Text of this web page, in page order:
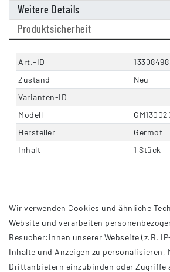
Weitere Details
Produktsicherheit
Art.-ID
13308498
Zustand
Neu
Varianten-ID
Modell
Hersteller
Germot
Inhalt
1 Stück
Wir verwenden Cookies und ähnliche
Website und verarbeiten
Besucher:innen unserer Webseite (z.B.
Inhalte und Anzeigen zu personalisieren,
Drittanbietern einzubinden oder Zugriffe